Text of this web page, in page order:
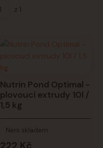
z 1
Nutrin Pond Optimal -
plovoucí extrudy 10l /
1,5 kg
Není skladem